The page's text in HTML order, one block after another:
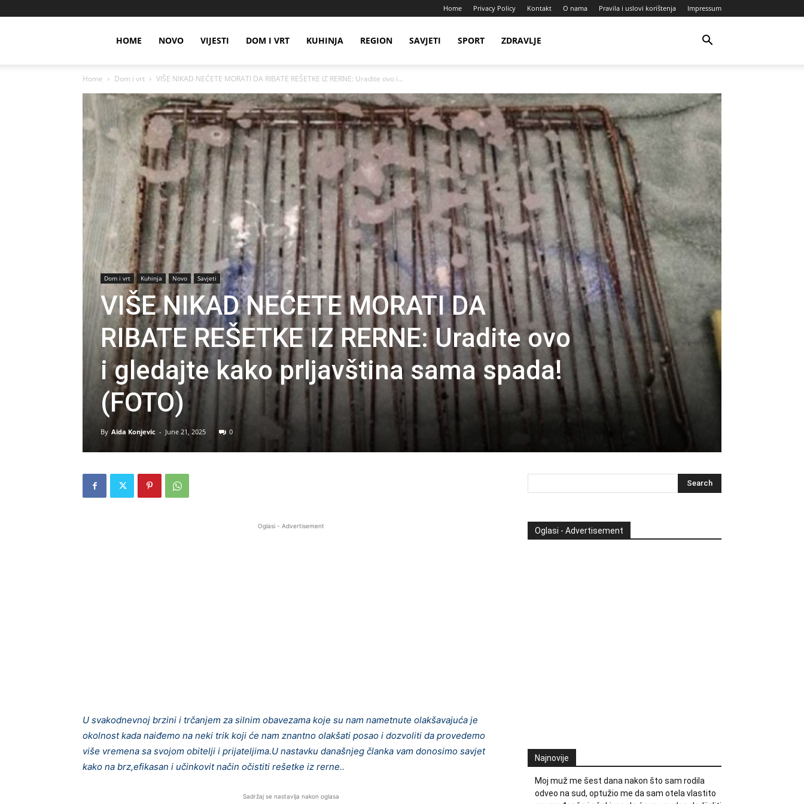
Home Privacy Policy Kontakt O nama Pravila i uslovi korištenja Impressum
HOME NOVO VIJESTI DOM I VRT KUHINJA REGION SAVJETI SPORT ZDRAVLJE
Home Dom i vrt VIŠE NIKAD NEĆETE MORATI DA RIBATE REŠETKE IZ RERNE: Uradite ovo i...
Dom i vrt Kuhinja Novo Savjeti
VIŠE NIKAD NEĆETE MORATI DA
RIBATE REŠETKE IZ RERNE: Uradite ovo
i gledajte kako prljavština sama spada!
(FOTO)
By Aida Konjevic - June 21, 2025 0
Oglasi - Advertisement
U svakodnevnoj brzini i trčanjem za silnim obavezama koje su nam nametnute olakšavajuća je
okolnost kada naiđemo na neki trik koji će nam znantno olakšati posao i dozvoliti da provedemo
više vremena sa svojom obitelji i prijateljima.U nastavku današnjeg članka vam donosimo savjet
kako na brz,efikasan i učinkovit način očistiti rešetke iz rerne..
Sadržaj se nastavlja nakon oglasa
Oglasi - Advertisement
Najnovije
Moj muž me šest dana nakon što sam rodila
odveo na sud, optužio me da sam otela vlastito